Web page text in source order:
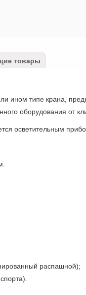
товары
ином типе крана,
оборудования от
осветительным
распашной);